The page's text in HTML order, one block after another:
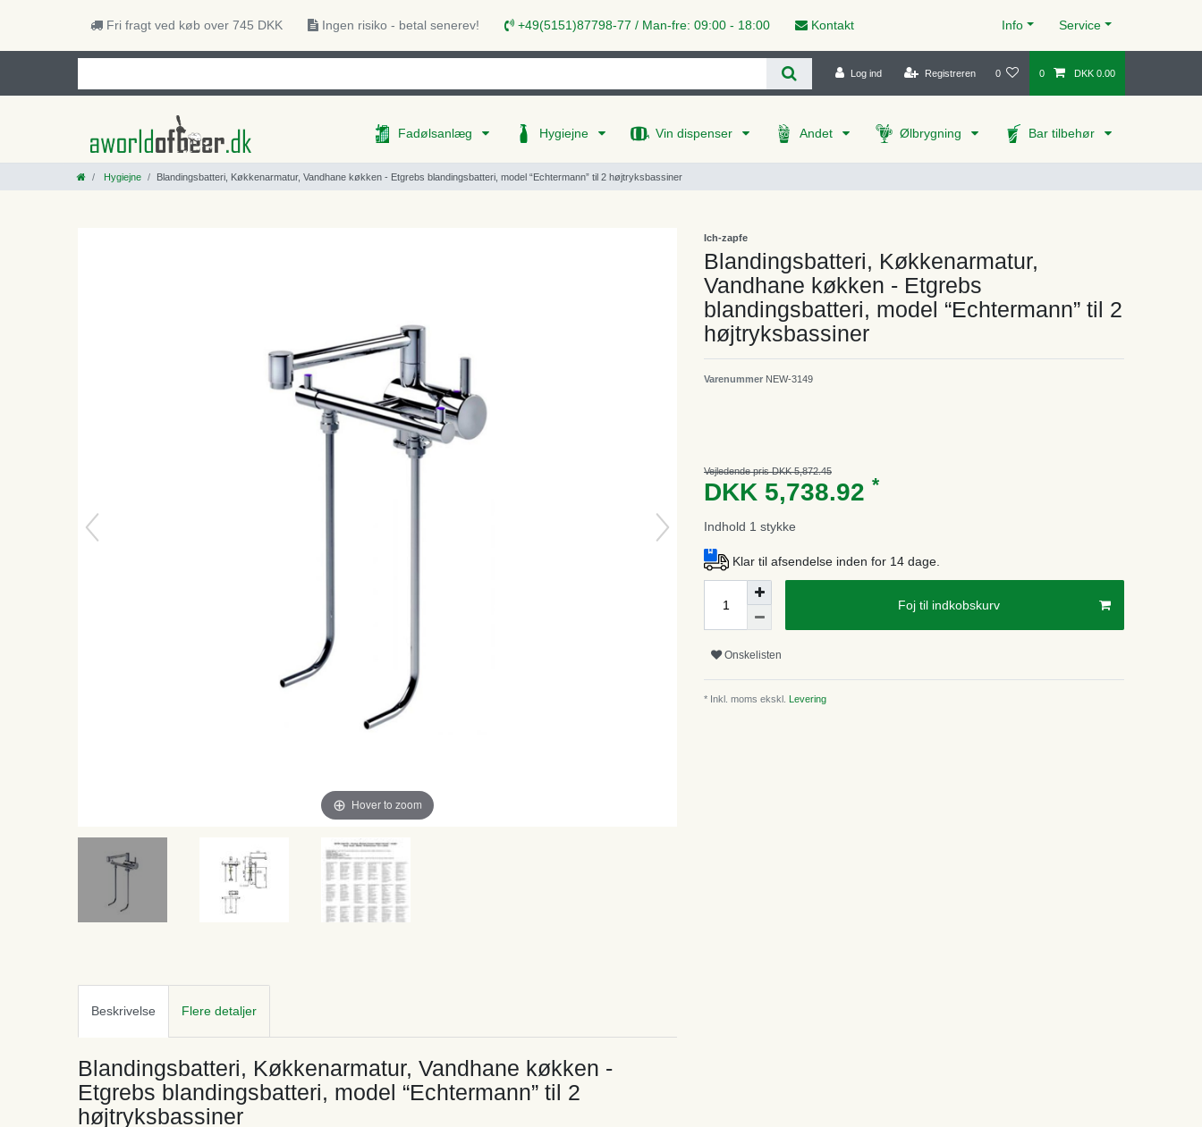
Fri fragt ved køb over 745 DKK Ingen risiko - betal senerev! +49(5151)87798-77 / Man-fre: 09:00 - 18:00 Kontakt Info Service
Log ind Registreren 0 0 DKK 0.00
Fadølsanlæg Hygiejne Vin dispenser Andet Ølbrygning Bar tilbehør
Hygiejne Blandingsbatteri, Køkkenarmatur, Vandhane køkken - Etgrebs blandingsbatteri, model “Echtermann” til 2 højtryksbassiner
Hover to zoom
Ich-zapfe
Blandingsbatteri, Køkkenarmatur,
Vandhane køkken - Etgrebs
blandingsbatteri, model “Echtermann” til 2
højtryksbassiner
Varenummer NEW-3149
Vejledende pris DKK 5,872.45
DKK 5,738.92 *
Indhold 1 stykke
Klar til afsendelse inden for 14 dage.
Foj til indkobskurv
Onskelisten
* Inkl. moms ekskl. Levering
Beskrivelse Flere detaljer
Blandingsbatteri, Køkkenarmatur, Vandhane køkken -
Etgrebs blandingsbatteri, model “Echtermann” til 2
højtryksbassiner